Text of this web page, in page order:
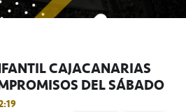
CAJACANARIAS
DEL SÁBADO